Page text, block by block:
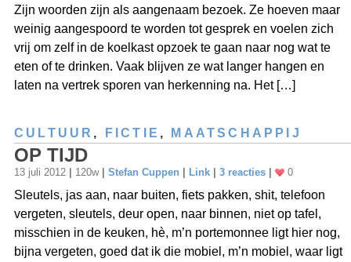
Zijn woorden zijn als aangenaam bezoek. Ze hoeven maar
weinig aangespoord te worden tot gesprek en voelen zich
vrij om zelf in de koelkast opzoek te gaan naar nog wat te
eten of te drinken. Vaak blijven ze wat langer hangen en
laten na vertrek sporen van herkenning na. Het […]
CULTUUR , FICTIE , MAATSCHAPPIJ
OP TIJD
13 juli 2012 120w Stefan Cuppen Link 3 reacties 0
Sleutels, jas aan, naar buiten, fiets pakken, shit, telefoon
vergeten, sleutels, deur open, naar binnen, niet op tafel,
misschien in de keuken, hè, m’n portemonnee ligt hier nog,
bijna vergeten, goed dat ik die mobiel, m’n mobiel, waar ligt